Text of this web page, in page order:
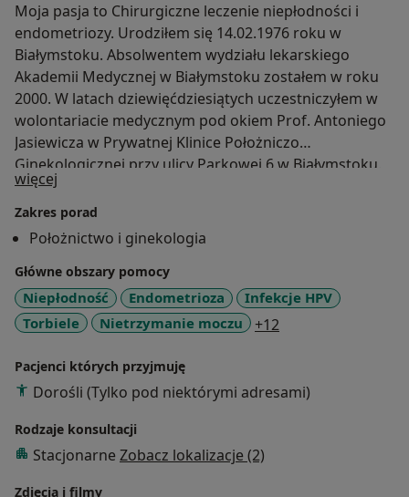
Moja pasja to Chirurgiczne leczenie niepłodności i
endometriozy. Urodziłem się 14.02.1976 roku w
Białymstoku. Absolwentem wydziału lekarskiego
Akademii Medycznej w Białymstoku zostałem w roku
2000. W latach dziewięćdziesiątych uczestniczyłem w
wolontariacie medycznym pod okiem Prof. Antoniego
Jasiewicza w Prywatnej Klinice Położniczo
Ginekologicznej przy ulicy Parkowej 6 w Białymstoku.
Podjąłem specjalizację w położnictwie i ginekologii,
przechodząc staże podyplomowe w Szpitalu
Uniwersyteckim OUS w Oslo z zakresu laparoskopii,
histeroskopii oraz zaawansowanych technik leczenia
endometriozy w latach 2006-2010, współpracując z Dr
Antonem Langebrekke. Posiadam certyfikację Prof.
Arnauda Wattieza oraz Prof. Jacquesa Merescaux z
Europejskiego Instytutu Telechirurgii w Strasbourgu,
ze szczególnym skoncentrowaniem się na diagnostyce
i leczeniu endoskopowego endometriozy głęboko
naciekającej. Jestem również absolwentem Akademii
Endoskopii Uniwersytetu w Leuwen. Uzyskałem
akredytację Międzynarodowego Towarzystwa
Endoskopii Ginekologicznej, szkoląc się u Prof. Mario
Malzoniego w zakresie leczenia endoskopowego
więcej
Zakres porad
Położnictwo i ginekologia
Główne obszary pomocy
Niepłodność Endometrioza
Infekcje HPV
Torbiele
Nietrzymanie moczu +12
Pacjenci których przyjmuję
Dorośli (Tylko pod niektórymi adresami)
Rodzaje konsultacji
Stacjonarne Zobacz lokalizacje (2)
Zdjęcia i filmy